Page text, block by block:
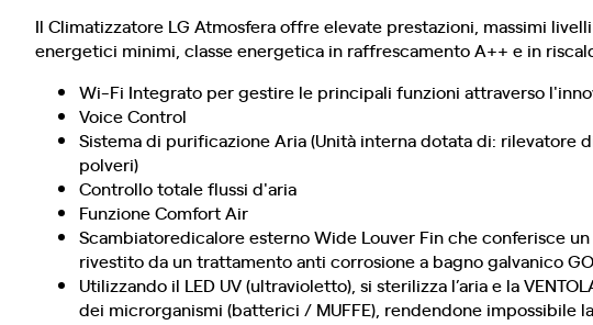
Il Climatizzatore LG Atmosfera offre elevate prestazioni, massimi
energetici minimi, classe energetica in raffrescamento A++ e in
Wi-Fi Integrato per gestire le principali funzioni attraverso
Voice Control
Sistema di purificazione Aria (Unità interna dotata di:
polveri)
Controllo totale flussi d'aria
Funzione Comfort Air
Scambiatoredicalore esterno Wide Louver Fin che conferisce
rivestito da un trattamento anti corrosione a bagno galvanico
Utilizzando il LED UV (ultravioletto), si sterilizza l’aria e la
dei microrganismi (batterici / MUFFE), rendendone impossibile